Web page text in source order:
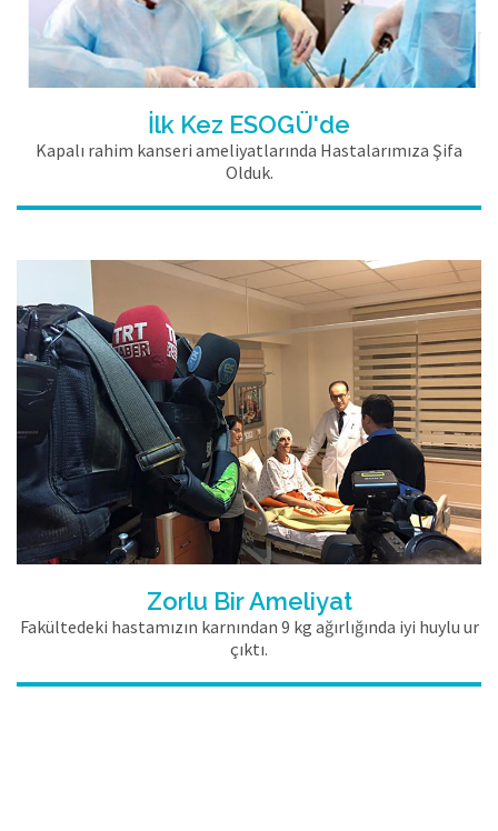
İlk Kez ESOGÜ'de
Kapalı rahim kanseri ameliyatlarında Hastalarımıza Şifa
Olduk.
Zorlu Bir Ameliyat
Fakültedeki hastamızın karnından 9 kg ağırlığında iyi huylu ur
çıktı.